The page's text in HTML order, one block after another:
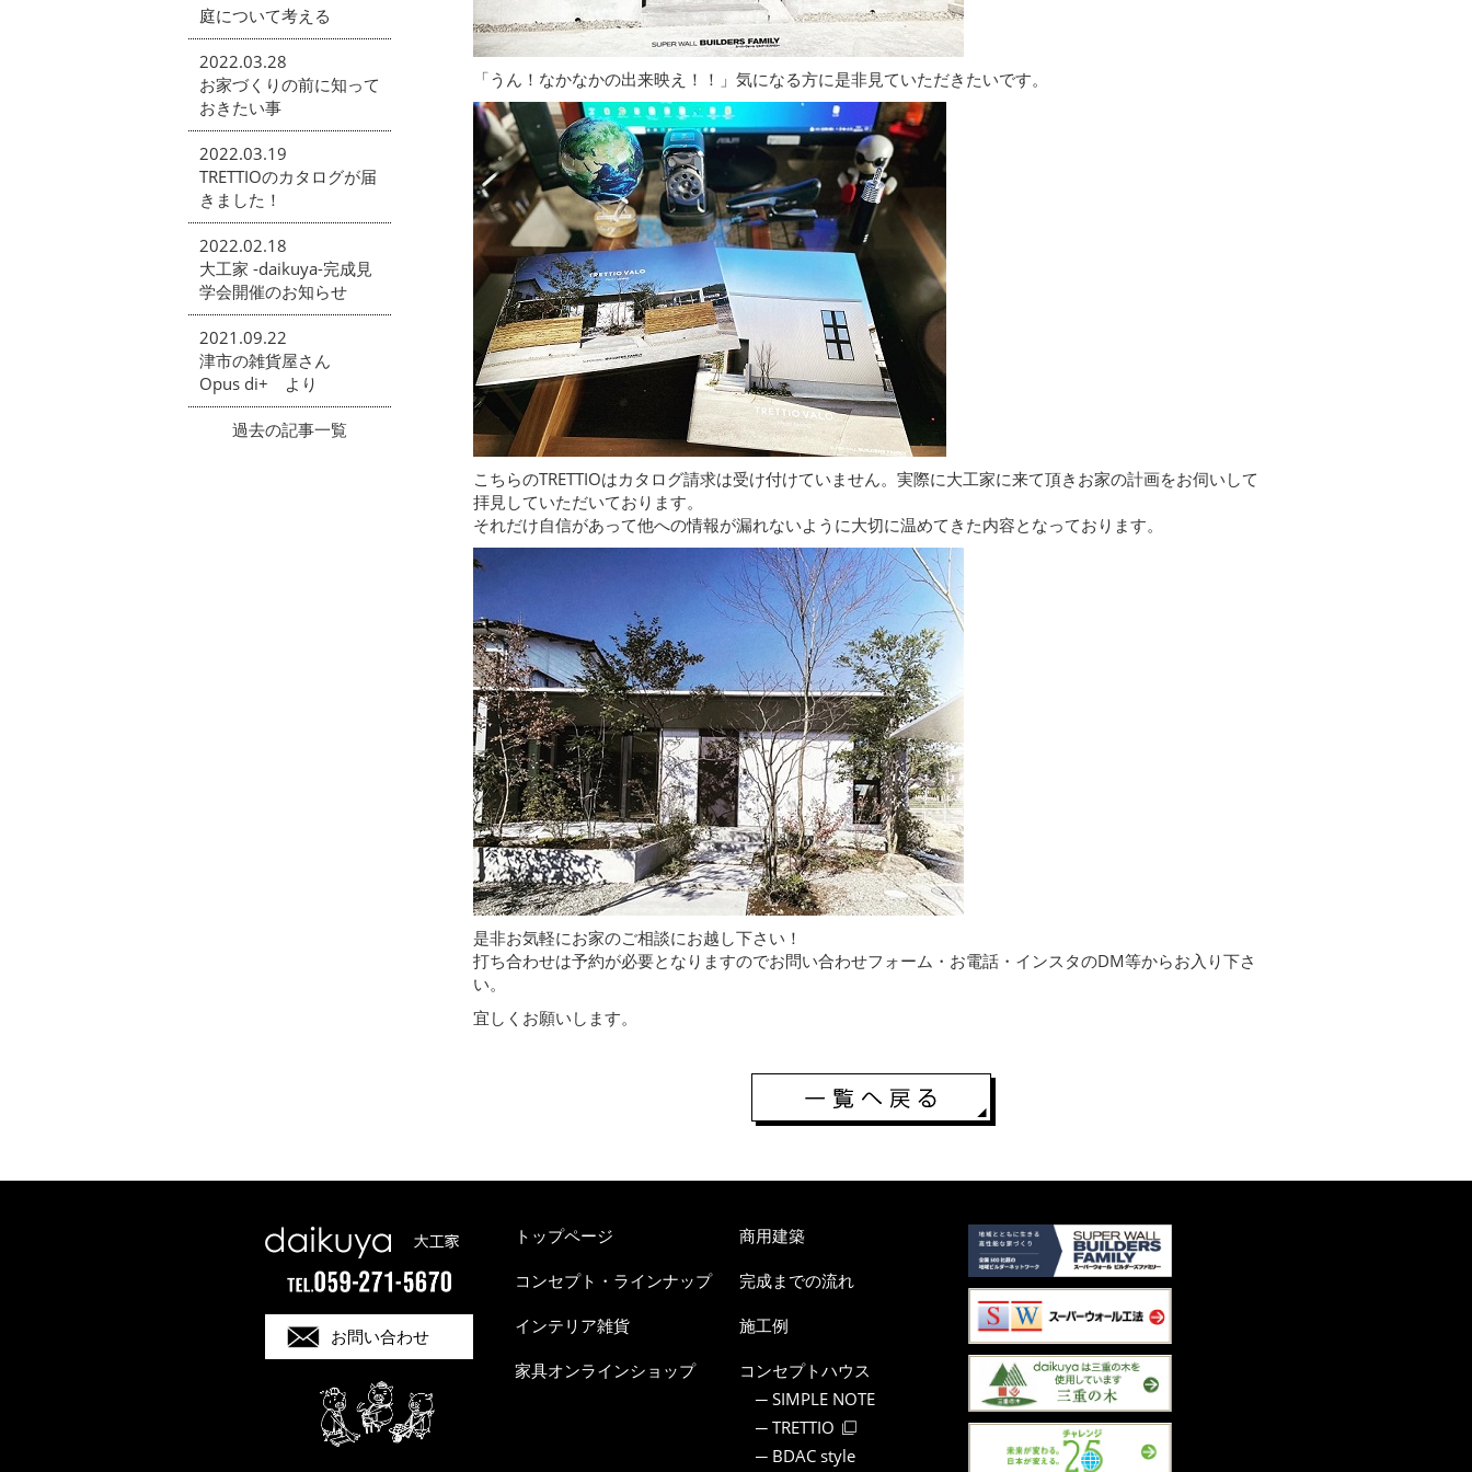
「うん！なかなかの出来映え！！」気になる方に是非見ていただきたいです。
こちらのTRETTIOはカタログ請求は受け付けていません。実際に大工家に来て頂きお家の計画をお伺いして
拝見していただいております。
それだけ自信があって他への情報が漏れないように大切に温めてきた内容となっております。
是非お気軽にお家のご相談にお越し下さい！
打ち合わせは予約が必要となりますのでお問い合わせフォーム・お電話・インスタのDM等からお入り下さ
い。
宜しくお願いします。
庭について考える
2022.03.28
お家づくりの前に知って
おきたい事
2022.03.19
TRETTIOのカタログが届
きました！
2022.02.18
大工家 -daikuya-完成見
学会開催のお知らせ
2021.09.22
津市の雑貨屋さん
Opus di+ より
過去の記事一覧
お問い合わせ
トップページ 商用建築
コンセプト・ラインナップ 完成までの流れ
インテリア雑貨 施工例
家具オンラインショップ
コンセプトハウス
SIMPLE NOTE
TRETTIO
BDAC style